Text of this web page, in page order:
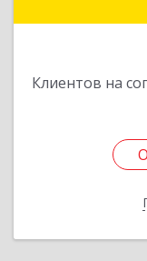
Клиентов на